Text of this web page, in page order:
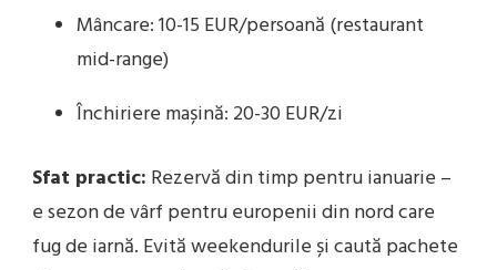
Mâncare: 10-15 EUR/persoană (restaurant
mid-range)
Închiriere mașină: 20-30 EUR/zi
Sfat practic: Rezervă din timp pentru ianuarie –
e sezon de vârf pentru europenii din nord care
fug de iarnă. Evită weekendurile și caută pachete